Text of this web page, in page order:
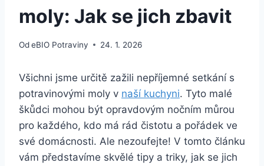
moly: Jak se jich zbavit
OdeBIO Potraviny 24. 1. 2026
Všichni jsme určitě zažili nepříjemné setkání s
potravinovými moly v naší kuchyni. Tyto malé
škůdci mohou být opravdovým nočním můrou
pro každého, kdo má rád čistotu a pořádek ve
své domácnosti. Ale nezoufejte! V tomto článku
vám představíme skvělé tipy a triky, jak se jich